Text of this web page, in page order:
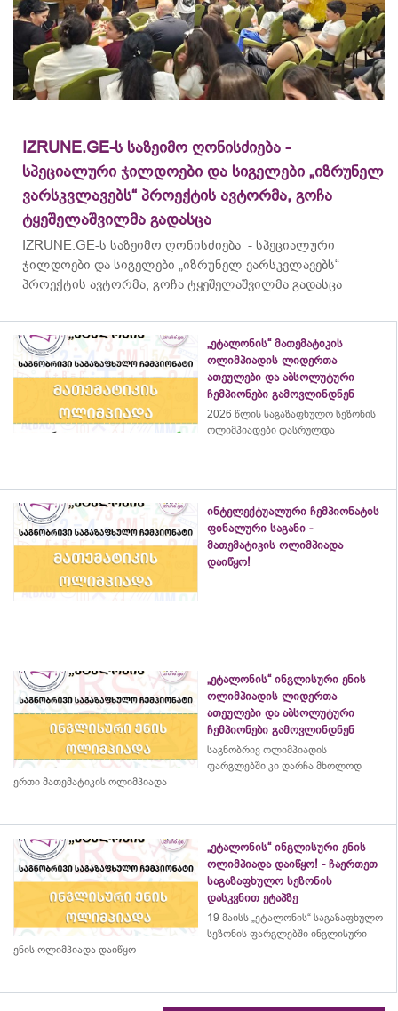
IZRUNE.GE-ს საზეიმო ღონისძიება -
სპეციალური ჯილდოები და სიგელები „იზრუნელ
ვარსკვლავებს“ პროექტის ავტორმა, გოჩა
ტყეშელაშვილმა გადასცა
IZRUNE.GE-ს საზეიმო ღონისძიება - სპეციალური
ჯილდოები და სიგელები „იზრუნელ ვარსკვლავებს“
პროექტის ავტორმა, გოჩა ტყეშელაშვილმა გადასცა
„ეტალონის“ მათემატიკის
ოლიმპიადის ლიდერთა
ათეულები და აბსოლუტური
ჩემპიონები გამოვლინდნენ
2026 წლის საგაზაფხულო სეზონის
ოლიმპიადები დასრულდა
ინტელექტუალური ჩემპიონატის
ფინალური საგანი -
მათემატიკის ოლიმპიადა
დაიწყო!
„ეტალონის“ ინგლისური ენის
ოლიმპიადის ლიდერთა
ათეულები და აბსოლუტური
ჩემპიონები გამოვლინდნენ
საგნობრივ ოლიმპიადის
ფარგლებში კი დარჩა მხოლოდ
ერთი მათემატიკის ოლიმპიადა
„ეტალონის“ ინგლისური ენის
ოლიმპიადა დაიწყო! - ჩაერთეთ
საგაზაფხულო სეზონის
დასკვნით ეტაპზე
19 მაისს „ეტალონის“ საგაზაფხულო
სეზონის ფარგლებში ინგლისური
ენის ოლიმპიადა დაიწყო